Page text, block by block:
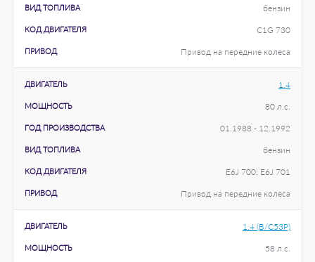
ВИД ТОПЛИВА бензин
КОД ДВИГАТЕЛЯ C1G 730
ПРИВОД Привод на передние колеса
ДВИГАТЕЛЬ 1.4
МОЩНОСТЬ 80 л.с.
ГОД ПРОИЗВОДСТВА 01.1988 - 12.1992
ВИД ТОПЛИВА бензин
КОД ДВИГАТЕЛЯ E6J 700; E6J 701
ПРИВОД Привод на передние колеса
ДВИГАТЕЛЬ 1.4 (B/C53P)
МОЩНОСТЬ 58 л.с.